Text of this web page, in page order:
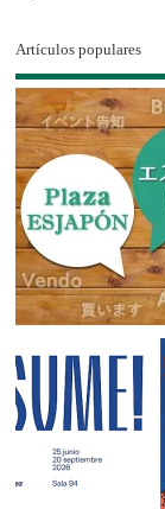
Artículos populares